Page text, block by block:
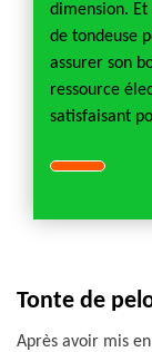
dimension.
de tondeuse
assurer son
ressource
satisfaisant
Tonte de
Après avoir mis